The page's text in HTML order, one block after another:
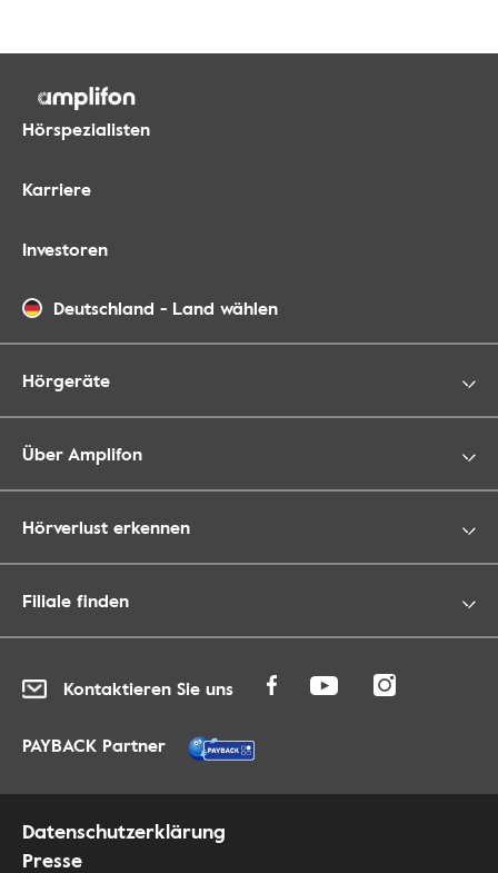
Hörspezialisten
Karriere
Investoren
Deutschland - Land wählen
Hörgeräte
Über Amplifon
Hörverlust erkennen
Filiale finden
Kontaktieren Sie uns
PAYBACK Partner
Datenschutzerklärung
Presse